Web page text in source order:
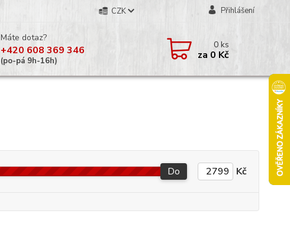
CZK Přihlášení
Máte dotaz?
+420 608 369 346
(po-pá 9h-16h)
0ks
za 0 Kč
Do Kč